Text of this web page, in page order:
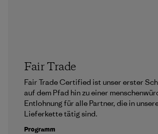
Fair Trade
Fair Trade Certified ist unser erster
auf dem Pfad hin zu einer
Entlohnung für alle Partner, die in
Lieferkette tätig sind.
Programm